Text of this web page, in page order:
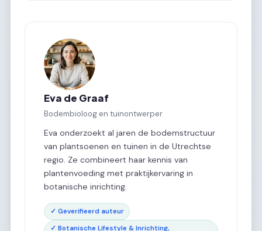
Eva de Graaf
Bodembioloog en tuinontwerper
Eva onderzoekt al jaren de bodemstructuur
van plantsoenen en tuinen in de Utrechtse
regio. Ze combineert haar kennis van
plantenvoeding met praktijkervaring in
botanische inrichting.
✓ Geverifieerd auteur
✓ Botanische Lifestyle & Inrichting,